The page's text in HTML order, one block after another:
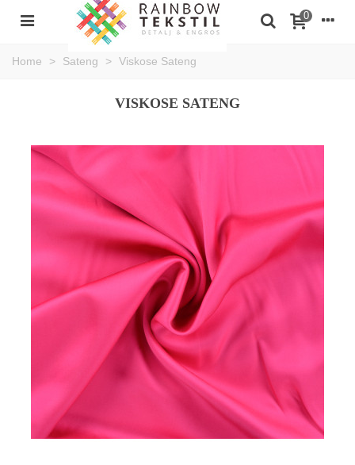
0
Home > Sateng > Viskose Sateng
VISKOSE SATENG